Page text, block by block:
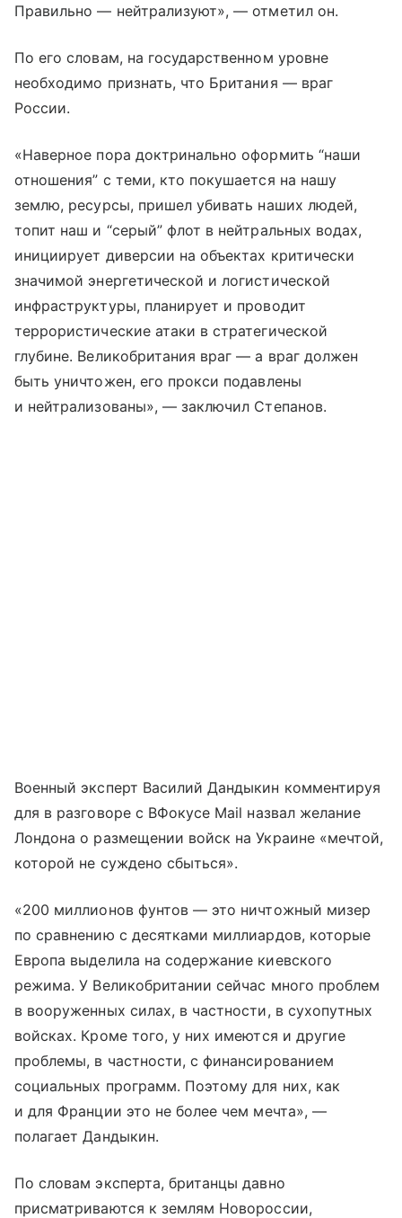
Правильно — нейтрализуют», — отметил он.
По его словам, на государственном уровне
необходимо признать, что Британия — враг
России.
«Наверное пора доктринально оформить “наши
отношения” с теми, кто покушается на нашу
землю, ресурсы, пришел убивать наших людей,
топит наш и “серый” флот в нейтральных водах,
инициирует диверсии на объектах критически
значимой энергетической и логистической
инфраструктуры, планирует и проводит
террористические атаки в стратегической
глубине. Великобритания враг — а враг должен
быть уничтожен, его прокси подавлены
и нейтрализованы», — заключил Степанов.
Военный эксперт Василий Дандыкин комментируя
для в разговоре с ВФокусе Mail назвал желание
Лондона о размещении войск на Украине «мечтой,
которой не суждено сбыться».
«200 миллионов фунтов — это ничтожный мизер
по сравнению с десятками миллиардов, которые
Европа выделила на содержание киевского
режима. У Великобритании сейчас много проблем
в вооруженных силах, в частности, в сухопутных
войсках. Кроме того, у них имеются и другие
проблемы, в частности, с финансированием
социальных программ. Поэтому для них, как
и для Франции это не более чем мечта», —
полагает Дандыкин.
По словам эксперта, британцы давно
присматриваются к землям Новороссии,